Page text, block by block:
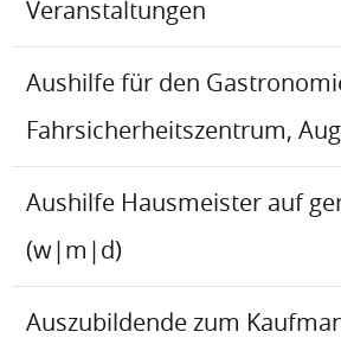
Veranstaltungen
Aushilfe für den
Fahrsicherheitszentrum,
Aushilfe Hausmeister auf
(w|m|d)
Auszubildende zum